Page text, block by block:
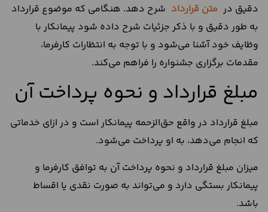
دقیق در متن قرارداد شرح دهد. هنگامی که موضوع قرارداد
به طور دقیق و با ذکر جزئیات شرح داده شود پیمانکار با
وظایف خود آشنا می‌شود و با توجه به انتظارات کارفرما،
مقدمات برگزاری جشنواره را فراهم می‌کند.
مبلغ قرارداد و نحوه پرداخت آن
مبلغ قرارداد در واقع حق‌الزحمه پیمانکار است و در ازای خدماتی
که انجام می‌دهد، به او پرداخت می‌شود.
میزان مبلغ قرارداد و نحوه پرداخت آن به توافق کارفرما و
پیمانکار بستگی دارد و می‌تواند به صورت نقدی یا اقساط
باشد.